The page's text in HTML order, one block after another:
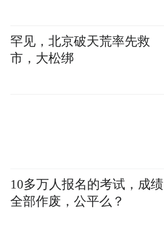
罕见，北京破天荒率先救
市，大松绑
10多万人报名的考试，成绩
全部作废，公平么？